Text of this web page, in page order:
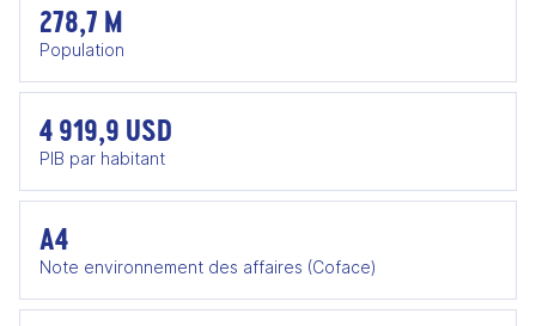
278,7 M
Population
4 919,9 USD
PIB par habitant
A4
Note environnement des affaires (Coface)